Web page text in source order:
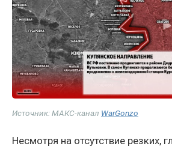
Источник: МАКС-канал WarGonzo
Несмотря на отсутствие резких,